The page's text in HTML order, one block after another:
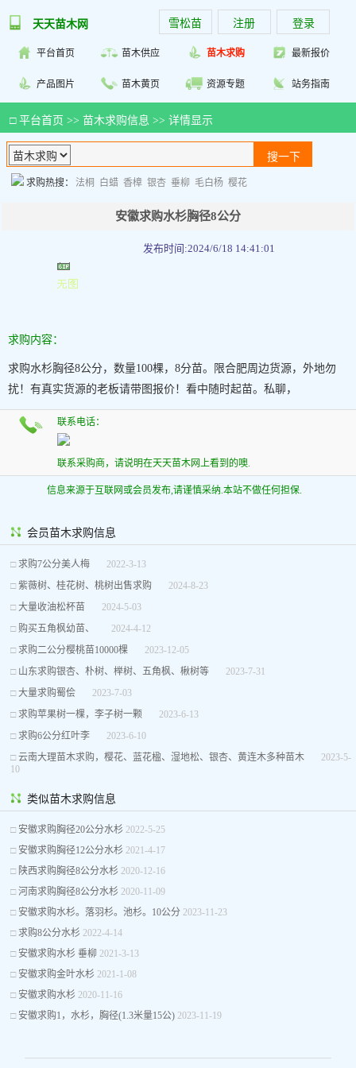
天天苗木网 雪松苗 注册 登录
平台首页 苗木供应 苗木求购 最新报价
产品图片 苗木黄页 资源专题 站务指南
□ 平台首页 >> 苗木求购信息 >> 详情显示
求购热搜： 法桐 白蜡 香樟 银杏 垂柳 毛白杨 樱花
安徽求购水杉胸径8公分
发布时间:2024/6/18 14:41:01
求购内容：
求购水杉胸径8公分，数量100棵，8分苗。限合肥周边货源，外地勿
扰！有真实货源的老板请带图报价！看中随时起苗。私聊，
联系电话：
联系采购商，请说明在天天苗木网上看到的噢.
信息来源于互联网或会员发布,请谨慎采纳.本站不做任何担保.
会员苗木求购信息
□ 求购7公分美人梅
2022-3-13
□ 紫薇树、桂花树、桃树出售求购
2024-8-23
□ 大量收油松杯苗
2024-5-03
□ 购买五角枫幼苗、
2024-4-12
□ 求购二公分樱桃苗10000棵
2023-12-05
□ 山东求购银杏、朴树、榉树、五角枫、楸树等
2023-7-31
□ 大量求购蜀侩
2023-7-03
□ 求购苹果树一棵，李子树一颗
2023-6-13
□ 求购6公分红叶李
2023-6-10
□ 云南大理苗木求购，樱花、蓝花楹、湿地松、银杏、黄连木多种苗木
2023-5-
10
类似苗木求购信息
□ 安徽求购胸径20公分水杉 2022-5-25
□ 安徽求购胸径12公分水杉 2021-4-17
□ 陕西求购胸径8公分水杉 2020-12-16
□ 河南求购胸径8公分水杉 2020-11-09
□ 安徽求购水杉。落羽杉。池杉。10公分 2023-11-23
□ 求购8公分水杉 2022-4-14
□ 安徽求购水杉 垂柳 2021-3-13
□ 安徽求购金叶水杉 2021-1-08
□ 安徽求购水杉 2020-11-16
□ 安徽求购1，水杉，胸径(1.3米量15公) 2023-11-19